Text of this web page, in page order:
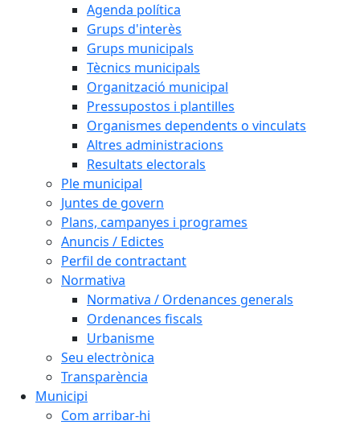
Agenda política
Grups d'interès
Grups municipals
Tècnics municipals
Organització municipal
Pressupostos i plantilles
Organismes dependents o vinculats
Altres administracions
Resultats electorals
Ple municipal
Juntes de govern
Plans, campanyes i programes
Anuncis / Edictes
Perfil de contractant
Normativa
Normativa / Ordenances generals
Ordenances fiscals
Urbanisme
Seu electrònica
Transparència
Municipi
Com arribar-hi